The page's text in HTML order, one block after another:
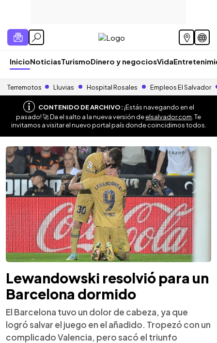
InicioNoticiasTurismoDinero y negociosVida
Terremotos Lluvias Hospital Rosales Empleos El Salvador
CONTENIDO DE ARCHIVO:¡Estás navegando en el
pasado! 🚀 Da el salto a la nueva versión deelsalvador.com . Te
invitamos a visitar el nuevo portal país donde coincidimos todos.
Lewandowski resolvió para un
Barcelona dormido
El Barcelona tuvo un dolor de cabeza, ya que
logró salvar el juego en el añadido. Tropezó con un
complicado Valencia, pero sacó el triunfo